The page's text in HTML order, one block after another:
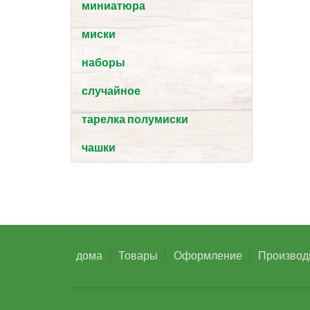
миниатюра
миски
наборы
случайное
тарелка полумиски
чашки
дома Товары Оформление